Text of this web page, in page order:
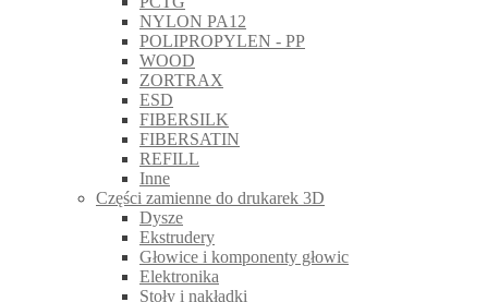
NYLON PA12
POLIPROPYLEN - PP
WOOD
ZORTRAX
ESD
FIBERSILK
FIBERSATIN
REFILL
Inne
Części zamienne do drukarek 3D
Dysze
Ekstrudery
Głowice i komponenty głowic
Elektronika
Stoły i nakładki